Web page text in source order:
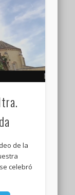
de la
celebró